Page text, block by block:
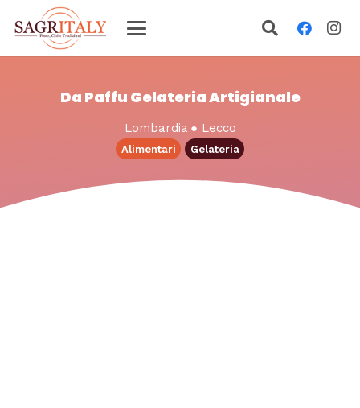
Da Paffu Gelateria Artigianale
Lombardia ● Lecco
Alimentari Gelateria